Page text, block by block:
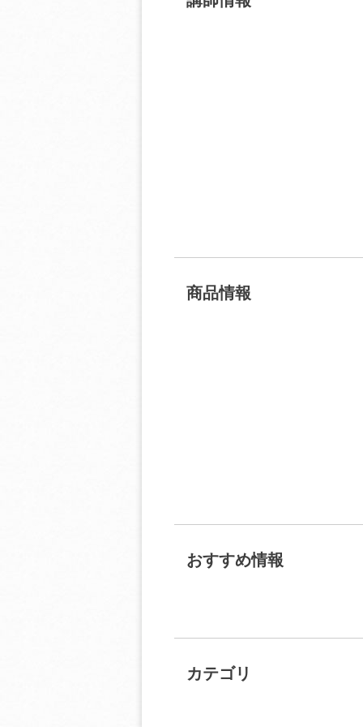
商品情報
おすすめ情報
カテゴリ